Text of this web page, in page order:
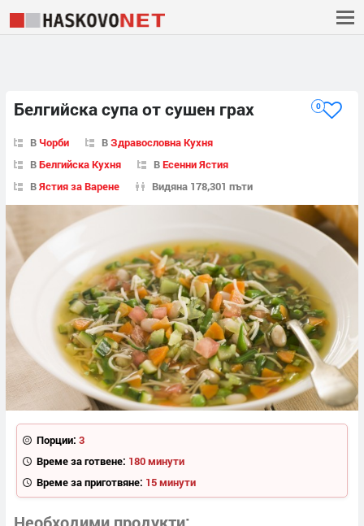
Белгийска супа от сушен грах 0
ВЧорби ВЗдравословна Кухня
ВБелгийска Кухня ВЕсенни Ястия
ВЯстия за Варене Видяна 178,301 пъти
Порции: 3
Време за готвене: 180 минути
Време за приготвяне: 15 минути